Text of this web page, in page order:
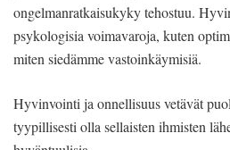
ongelmanratkaisukyky tehostuu.
psykologisia voimavaroja, kuten
miten siedämme vastoinkäymisiä.
Hyvinvointi ja onnellisuus vetävät
tyypillisesti olla sellaisten ihmisten